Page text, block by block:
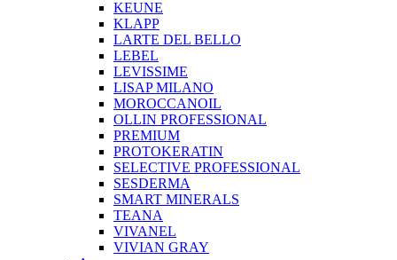
KEUNE
KLAPP
LARTE DEL BELLO
LEBEL
LEVISSIME
LISAP MILANO
MOROCCANOIL
OLLIN PROFESSIONAL
PREMIUM
PROTOKERATIN
SELECTIVE PROFESSIONAL
SESDERMA
SMART MINERALS
TEANA
VIVANEL
VIVIAN GRAY